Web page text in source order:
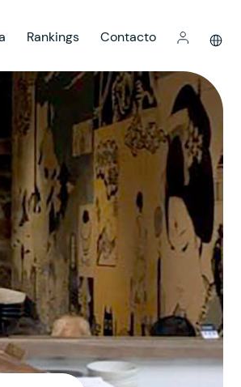
Rankings Contacto